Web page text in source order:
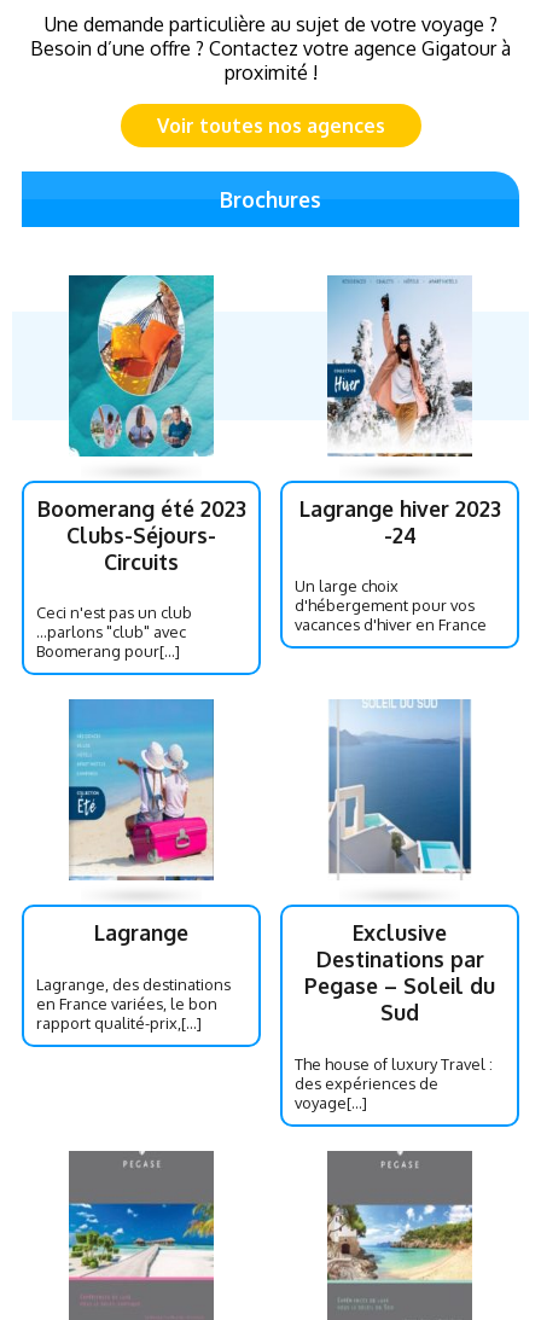
Une demande particulière au sujet de votre voyage ?
Besoin d’une offre ? Contactez votre agence Gigatour à
proximité !
Voir toutes nos agences
Brochures
Boomerang été 2023
Clubs-Séjours-
Circuits
Ceci n'est pas un club
...parlons "club" avec
Boomerang pour[...]
Lagrange hiver 2023
-24
Un large choix
d'hébergement pour vos
vacances d'hiver en France
Lagrange
Lagrange, des destinations
en France variées, le bon
rapport qualité-prix,[...]
Exclusive
Destinations par
Pegase – Soleil du
Sud
The house of luxury Travel :
des expériences de
voyage[...]